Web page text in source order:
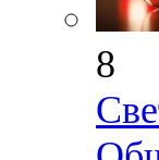
8